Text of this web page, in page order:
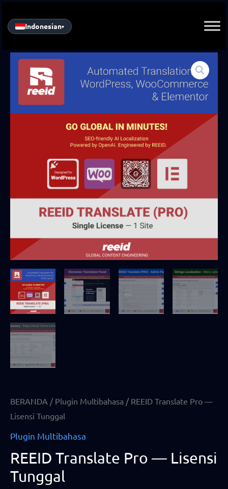
to
Indonesian▾
BERANDA / Plugin Multibahasa / REEID Translate Pro —
Lisensi Tunggal
Plugin Multibahasa
REEID Translate Pro — Lisensi
Tunggal
REEID
Translate